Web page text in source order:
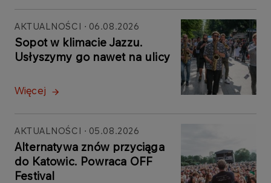
AKTUALNOŚCI 06.08.2026
Sopot w klimacie Jazzu.
Usłyszymy go nawet na ulicy
Więcej
AKTUALNOŚCI 05.08.2026
Alternatywa znów przyciąga
do Katowic. Powraca OFF
Festival